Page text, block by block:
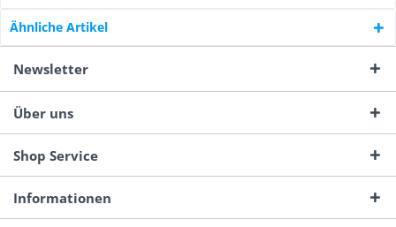
Ähnliche Artikel
Newsletter
Über uns
Shop Service
Informationen